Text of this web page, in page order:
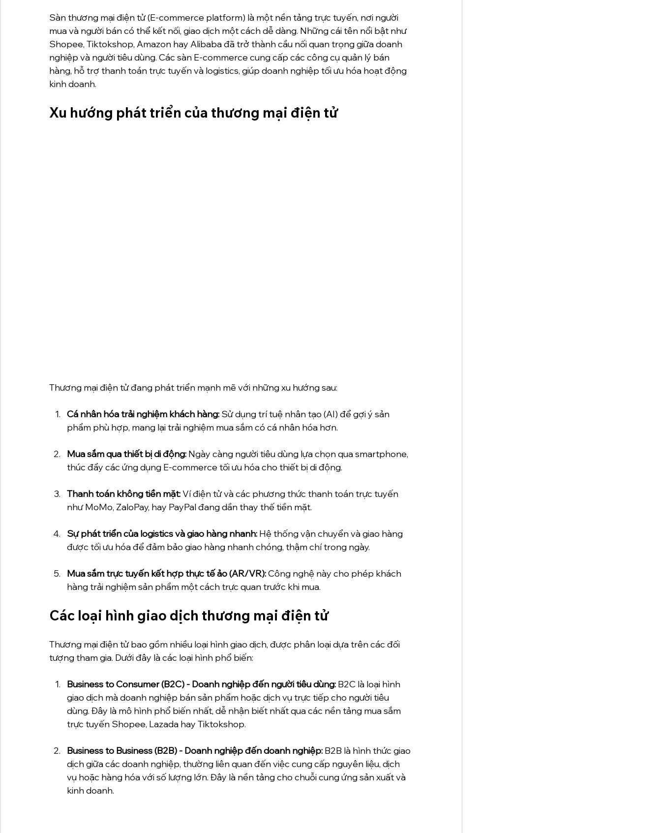
Sàn thương mại điện tử (E-commerce platform) là một nền tảng trực tuyến, nơi người
mua và người bán có thể kết nối, giao dịch một cách dễ dàng. Những cái tên nổi bật như
Shopee, Tiktokshop, Amazon hay Alibaba đã trở thành cầu nối quan trọng giữa doanh
nghiệp và người tiêu dùng. Các sàn E-commerce cung cấp các công cụ quản lý bán
hàng, hỗ trợ thanh toán trực tuyến và logistics, giúp doanh nghiệp tối ưu hóa hoạt động
kinh doanh.
Xu hướng phát triển của thương mại điện tử
Thương mại điện tử đang phát triển mạnh mẽ với những xu hướng sau:
Cá nhân hóa trải nghiệm khách hàng: Sử dụng trí tuệ nhân tạo (AI) để gợi ý sản
phẩm phù hợp, mang lại trải nghiệm mua sắm có cá nhân hóa hơn.
Mua sắm qua thiết bị di động: Ngày càng người tiêu dùng lựa chọn qua smartphone,
thúc đẩy các ứng dụng E-commerce tối ưu hóa cho thiết bị di động.
Thanh toán không tiền mặt: Ví điện tử và các phương thức thanh toán trực tuyến
như MoMo, ZaloPay, hay PayPal đang dần thay thế tiền mặt.
Sự phát triển của logistics và giao hàng nhanh: Hệ thống vận chuyển và giao hàng
được tối ưu hóa để đảm bảo giao hàng nhanh chóng, thậm chí trong ngày.
Mua sắm trực tuyến kết hợp thực tế ảo (AR/VR): Công nghệ này cho phép khách
hàng trải nghiệm sản phẩm một cách trực quan trước khi mua.
Các loại hình giao dịch thương mại điện tử
Thương mại điện tử bao gồm nhiều loại hình giao dịch, được phân loại dựa trên các đối
tượng tham gia. Dưới đây là các loại hình phổ biến:
Business to Consumer (B2C) - Doanh nghiệp đến người tiêu dùng: B2C là loại hình
giao dịch mà doanh nghiệp bán sản phẩm hoặc dịch vụ trực tiếp cho người tiêu
dùng. Đây là mô hình phổ biến nhất, dễ nhận biết nhất qua các nền tảng mua sắm
trực tuyến Shopee, Lazada hay Tiktokshop.
Business to Business (B2B) - Doanh nghiệp đến doanh nghiệp: B2B là hình thức giao
dịch giữa các doanh nghiệp, thường liên quan đến việc cung cấp nguyên liệu, dịch
vụ hoặc hàng hóa với số lượng lớn. Đây là nền tảng cho chuỗi cung ứng sản xuất và
kinh doanh.